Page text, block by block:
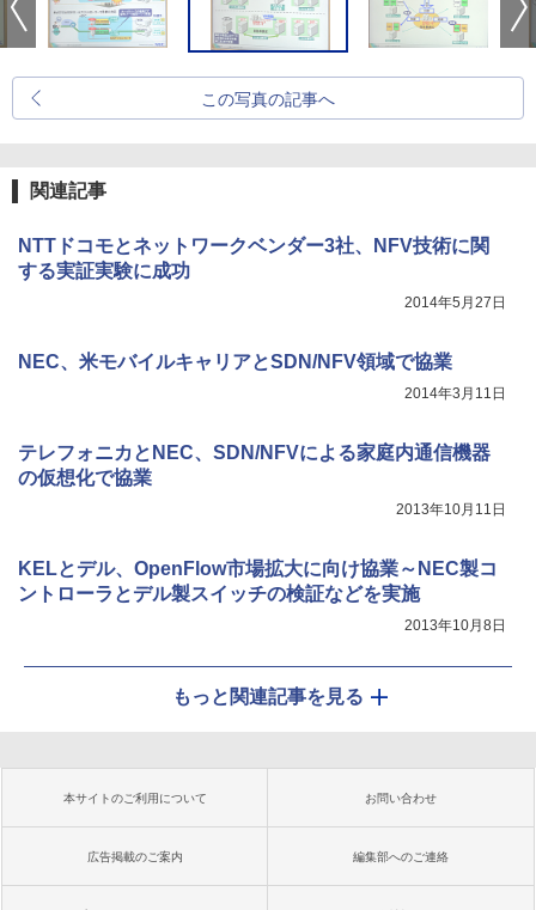
この写真の記事へ
関連記事
NTTドコモとネットワークベンダー3社、NFV技術に関
する実証実験に成功
2014年5月27日
NEC、米モバイルキャリアとSDN/NFV領域で協業
2014年3月11日
テレフォニカとNEC、SDN/NFVによる家庭内通信機器
の仮想化で協業
2013年10月11日
KELとデル、OpenFlow市場拡大に向け協業～NEC製コ
ントローラとデル製スイッチの検証などを実施
2013年10月8日
もっと関連記事を見る
本サイトのご利用について お問い合わせ
広告掲載のご案内 編集部へのご連絡